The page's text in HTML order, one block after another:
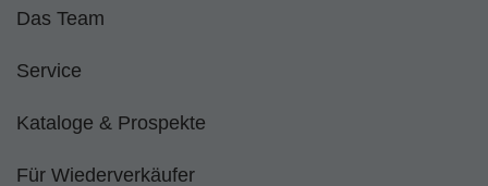
Das Team
Service
Kataloge & Prospekte
Für Wiederverkäufer